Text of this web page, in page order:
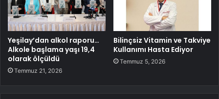
Yeşilay’dan alkol raporu…
Alkole başlama yaşı 19,4
olarak ölçüldü
Temmuz 21, 2026
Bilinçsiz Vitamin ve Takviye
Kullanımı Hasta Ediyor
Temmuz 5, 2026